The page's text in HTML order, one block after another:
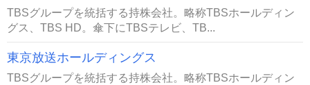
TBSグループを統括する持株会社。略称TBSホールディン
グス、TBS HD。傘下にTBSテレビ、TB...
東京放送ホールディングス
TBSグループを統括する持株会社。略称TBSホールディン